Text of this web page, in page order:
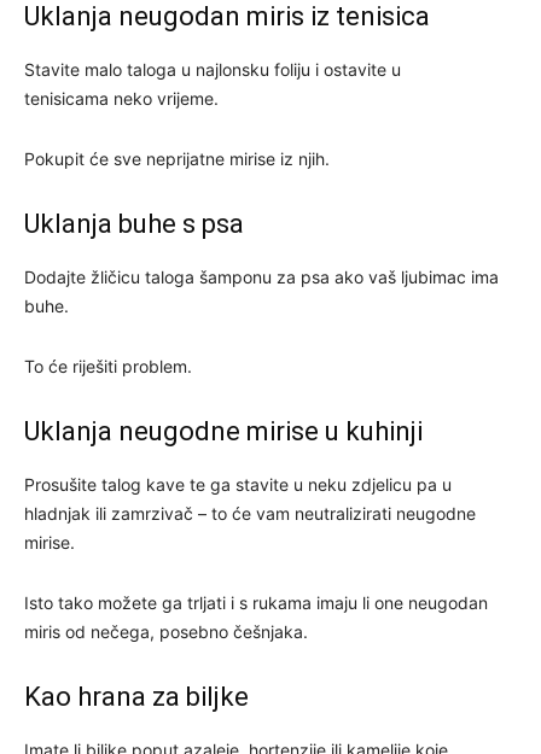
Uklanja neugodan miris iz tenisica
Stavite malo taloga u najlonsku foliju i ostavite u
tenisicama neko vrijeme.
Pokupit će sve neprijatne mirise iz njih.
Uklanja buhe s psa
Dodajte žličicu taloga šamponu za psa ako vaš ljubimac ima
buhe.
To će riješiti problem.
Uklanja neugodne mirise u kuhinji
Prosušite talog kave te ga stavite u neku zdjelicu pa u
hladnjak ili zamrzivač – to će vam neutralizirati neugodne
mirise.
Isto tako možete ga trljati i s rukama imaju li one neugodan
miris od nečega, posebno češnjaka.
Kao hrana za biljke